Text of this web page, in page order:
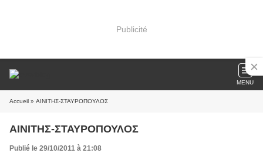
Publicité
MENU
Accueil » ΑΙΝΙΤΗΣ-ΣΤΑΥΡΟΠΟΥΛΟΣ
ΑΙΝΙΤΗΣ-ΣΤΑΥΡΟΠΟΥΛΟΣ
Publié le 29/10/2011 à 21:08